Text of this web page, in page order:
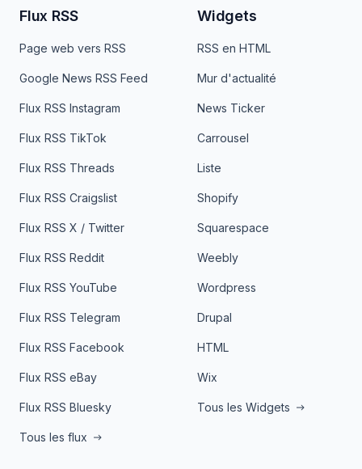
Flux RSS
Page web vers RSS
Google News RSS Feed
Flux RSS Instagram
Flux RSS TikTok
Flux RSS Threads
Flux RSS Craigslist
Flux RSS X / Twitter
Flux RSS Reddit
Flux RSS YouTube
Flux RSS Telegram
Flux RSS Facebook
Flux RSS eBay
Flux RSS Bluesky
Tous les flux
Widgets
RSS en HTML
Mur d'actualité
News Ticker
Carrousel
Liste
Shopify
Squarespace
Weebly
Wordpress
Drupal
HTML
Wix
Tous les Widgets